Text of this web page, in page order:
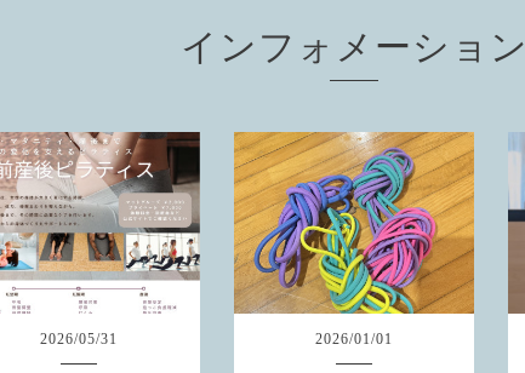
インフォメーション
2026/05/31 2026/01/01